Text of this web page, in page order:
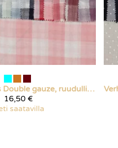
Double gauze, ruudulliset
16,50 €
saatavilla